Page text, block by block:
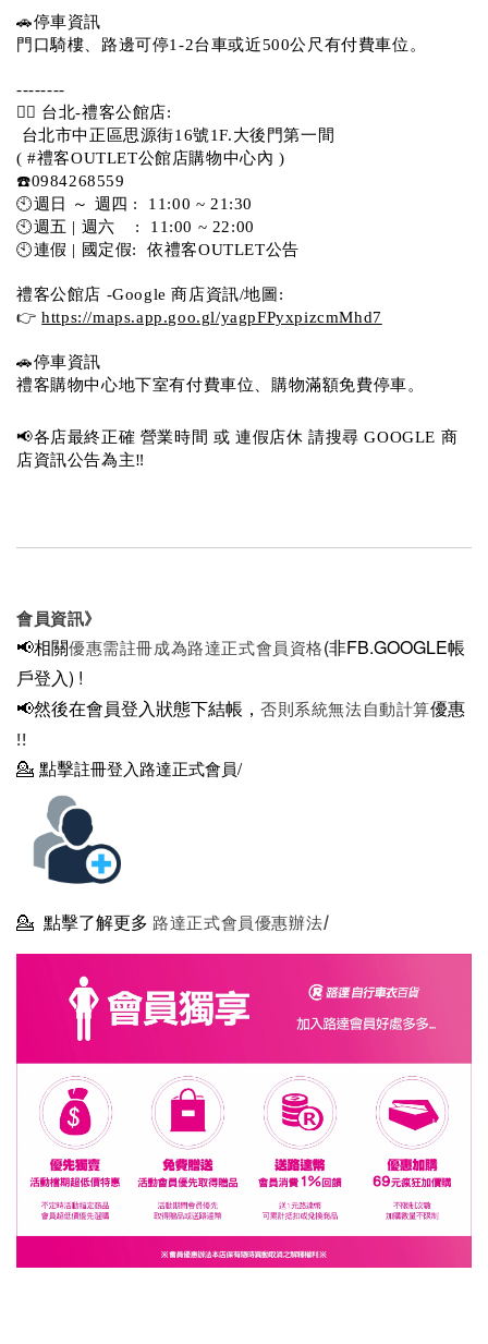
🚗停車資訊
門口騎樓、路邊可停1-2台車或近500公尺有付費車位。
--------
💁‍♀️ 台北-禮客公館店:
台北市中正區思源街16號1F.大後門第一間
( #禮客OUTLET公館店購物中心內 )
☎️0984268559
🕙週日 ～ 週四 :  11:00 ~ 21:30
🕙週五 | 週六    :  11:00 ~ 22:00
🕙連假 | 國定假:  依禮客OUTLET公告
禮客公館店 -Google 商店資訊/地圖:
👉 https://maps.app.goo.gl/yagpFPyxpizcmMhd7
🚗停車資訊
禮客購物中心地下室有付費車位、購物滿額免費停車。
📢各店最終正確 營業時間 或 連假店休 請搜尋 GOOGLE 商
店資訊公告為主‼️
會員資訊》
📢相關優惠需註冊成為路達正式會員資格(非FB.GOOGLE帳
戶登入) !
📢然後在會員登入狀態下結帳， 否則系統無法自動計算優惠
!!
💁 點擊註冊登入路達正式會員/
💁 點擊了解更多 路達正式會員優惠辦法/